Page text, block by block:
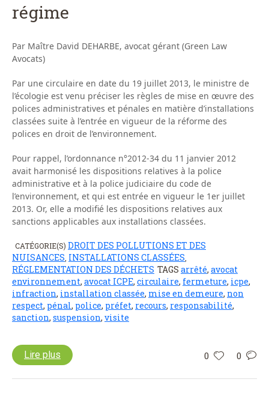
régime
Par Maître David DEHARBE, avocat gérant (Green Law
Avocats)
Par une circulaire en date du 19 juillet 2013, le ministre de
l’écologie est venu préciser les règles de mise en œuvre des
polices administratives et pénales en matière d’installations
classées suite à l’entrée en vigueur de la réforme des
polices en droit de l’environnement.
Pour rappel, l’ordonnance n°2012-34 du 11 janvier 2012
avait harmonisé les dispositions relatives à la police
administrative et à la police judiciaire du code de
l’environnement, et qui est entrée en vigueur le 1er juillet
2013. Or, elle a modifié les dispositions relatives aux
sanctions applicables aux installations classées.
CATÉGORIE(S) DROIT DES POLLUTIONS ET DES
NUISANCES INSTALLATIONS CLASSÉES
RÉGLEMENTATION DES DÉCHETS TAGS arrêté, avocat
environnement, avocat ICPE, circulaire, fermeture, icpe,
infraction, installation classée, mise en demeure, non
respect, pénal, police, préfet, recours, responsabilité,
sanction, suspension, visite
0 0
Lire plus